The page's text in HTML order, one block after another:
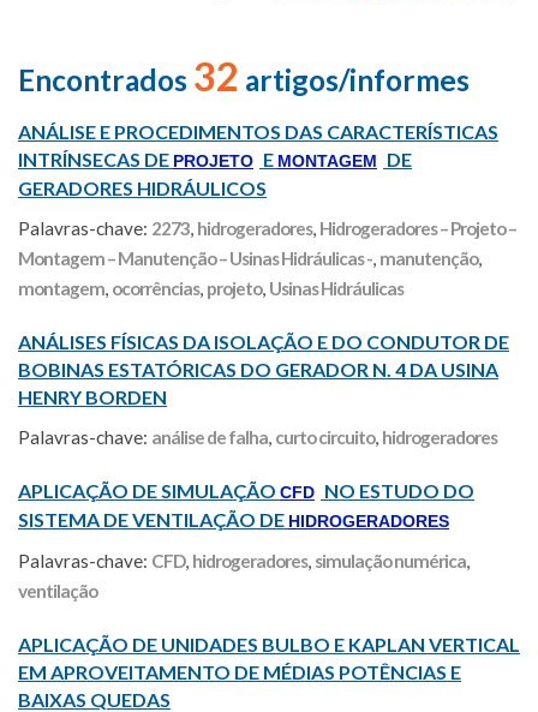
Encontrados 32 artigos/informes
ANÁLISE E PROCEDIMENTOS DAS CARACTERÍSTICAS
INTRÍNSECAS DE PROJETO E MONTAGEM
DE
GERADORES HIDRÁULICOS
Palavras-chave: 2273, hidrogeradores, Hidrogeradores – Projeto –
Montagem – Manutenção – Usinas Hidráulicas -, manutenção,
montagem, ocorrências, projeto, Usinas Hidráulicas
ANÁLISES FÍSICAS DA ISOLAÇÃO E DO CONDUTOR DE
BOBINAS ESTATÓRICAS DO GERADOR N. 4 DA USINA
HENRY BORDEN
Palavras-chave: análise de falha, curto circuito, hidrogeradores
APLICAÇÃO DE SIMULAÇÃO CFD NO ESTUDO DO
SISTEMA DE VENTILAÇÃO DE HIDROGERADORES
Palavras-chave: CFD, hidrogeradores, simulação numérica,
ventilação
APLICAÇÃO DE UNIDADES BULBO E KAPLAN VERTICAL
EM APROVEITAMENTO DE MÉDIAS POTÊNCIAS E
BAIXAS QUEDAS